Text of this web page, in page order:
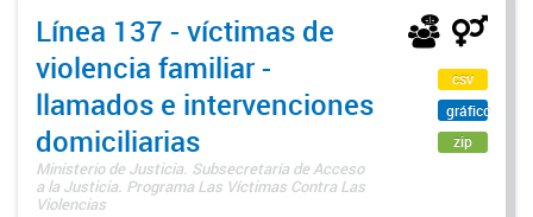
Línea 137 - víctimas de
violencia familiar -
llamados e intervenciones
domiciliarias
Ministerio de Justicia. Subsecretaría de Acceso
a la Justicia. Programa Las Víctimas Contra Las
Violencias
csv
gráfico
zip